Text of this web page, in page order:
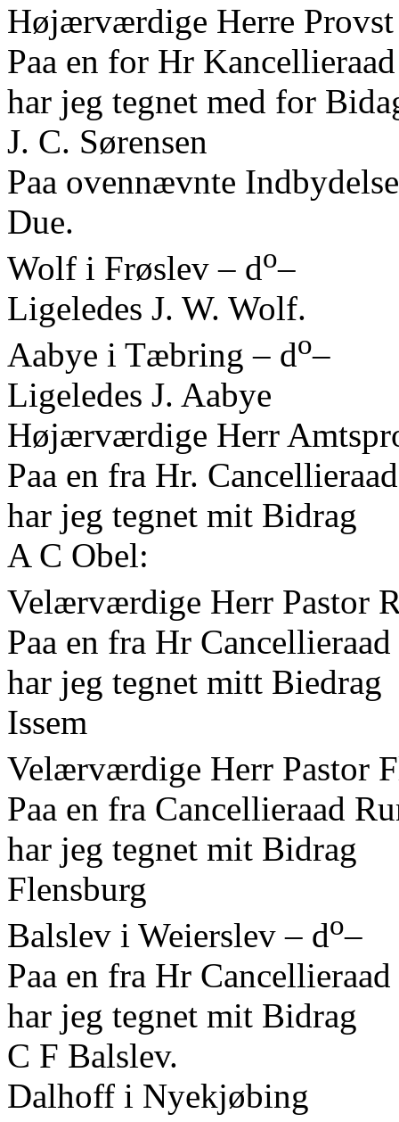
Højærværdige Herre Provst
Paa en for Hr
har jeg tegnet med for
J. C. Sørensen
Paa ovennævnte
Due.
Wolf i Frøslev – do–
Ligeledes J. W. Wolf.
Aabye i Tæbring – do–
Ligeledes J. Aabye
Højærværdige Herr
Paa en fra Hr.
har jeg tegnet mit Bidrag
A C Obel:
Velærværdige Herr Pastor
Paa en fra Hr
har jeg tegnet mitt Biedrag
Issem
Velærværdige Herr Pastor
Paa en fra Cancellieraad
har jeg tegnet mit Bidrag
Flensburg
Balslev i Weierslev – do–
Paa en fra Hr
har jeg tegnet mit Bidrag
C F Balslev.
Dalhoff i Nyekjøbing